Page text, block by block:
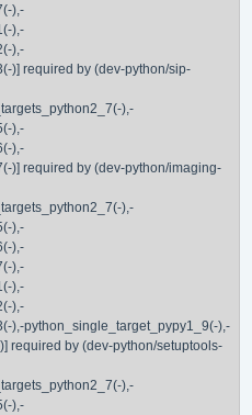
),-
),-
),-
)] required by (dev-python/sip-
),-
),-
),-
)] required by (dev-python/imaging-
),-
),-
),-
),-
),-
),-
),-python_single_target_pypy1_9(-),-
required by (dev-python/setuptools-
),-
),-